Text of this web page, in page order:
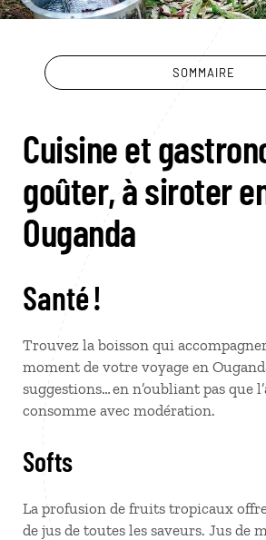
SOMMAIRE
Cuisine et
goûter, à siroter
Ouganda
Santé !
Trouvez la boisson qui
moment de votre voyage en
suggestions… en n’oubliant pas que
consomme avec modération.
Softs
La profusion de fruits tropicaux
de jus de toutes les saveurs. Jus de